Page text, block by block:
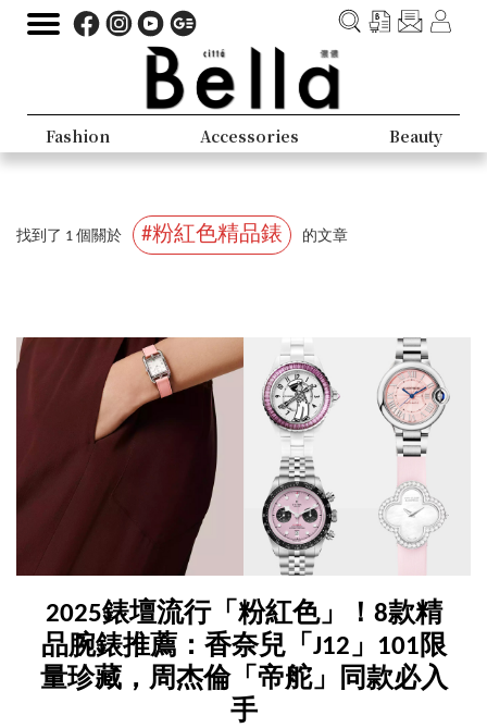
Fashion Accessories Beauty
找到了 1 個關於 #粉紅色精品錶 的文章
2025錶壇流行「粉紅色」！8款精
品腕錶推薦：香奈兒「J12」101限
量珍藏，周杰倫「帝舵」同款必入
手